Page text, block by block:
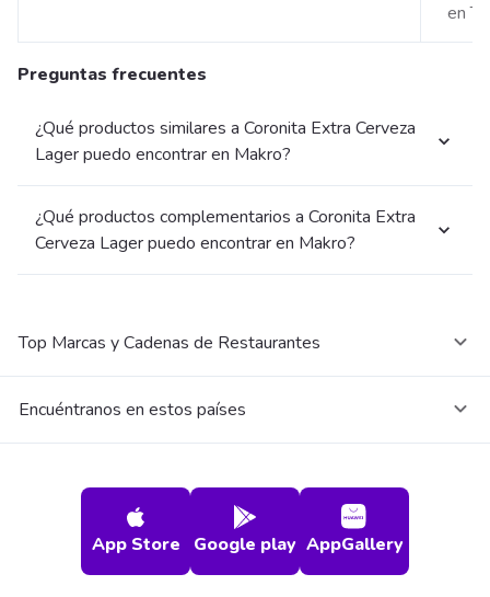
en
Preguntas frecuentes
¿Qué productos similares a Coronita Extra Cerveza
Lager puedo encontrar en Makro?
¿Qué productos complementarios a Coronita Extra
Cerveza Lager puedo encontrar en Makro?
Top Marcas y Cadenas de Restaurantes
Encuéntranos en estos países
App Store Google play AppGallery